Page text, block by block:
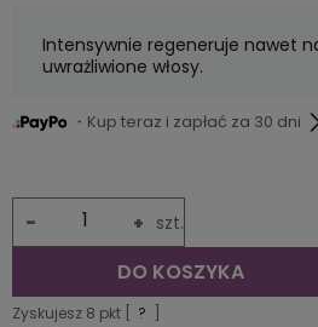
Intensywnie regeneruje nawet
uwrażliwione włosy.
・Kup teraz i zapłać za 30 dni
+
- szt.
DO KOSZYKA
Zyskujesz 8 pkt [ ?